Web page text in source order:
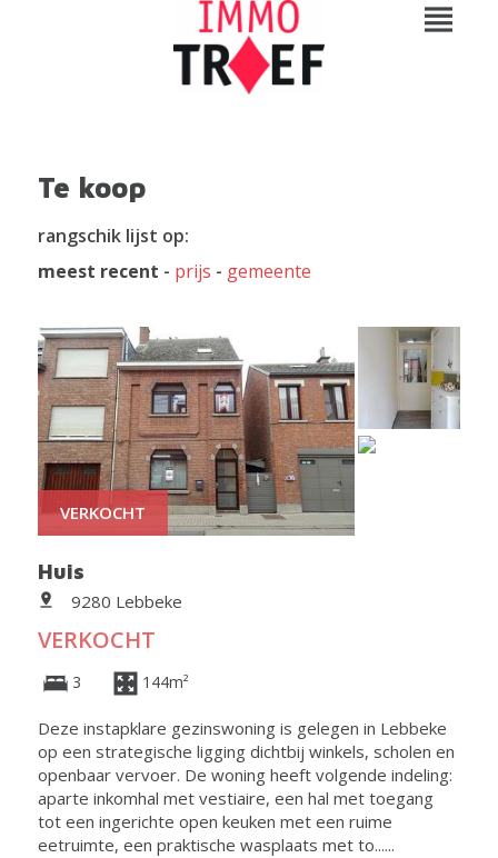
Te koop
rangschik lijst op:
meest recent - prijs - gemeente
VERKOCHT
Huis
9280 Lebbeke
VERKOCHT
3 144m²
Deze instapklare gezinswoning is gelegen in Lebbeke
op een strategische ligging dichtbij winkels, scholen en
openbaar vervoer. De woning heeft volgende indeling:
aparte inkomhal met vestiaire, een hal met toegang
tot een ingerichte open keuken met een ruime
eetruimte, een praktische wasplaats met to......